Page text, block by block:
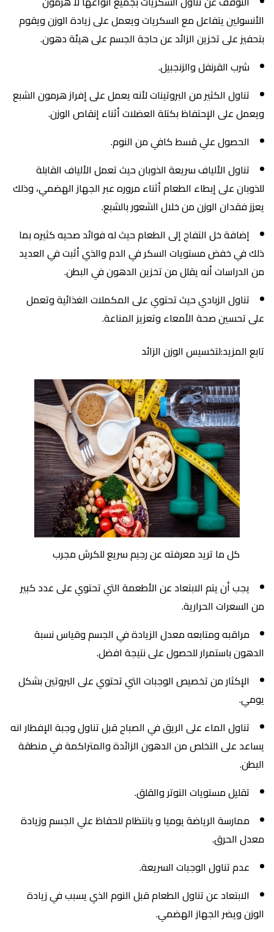
الأنسولين يتفاعل مع السكريات ويعمل على زيادة الوزن ويقوم
بتحفيز على تخزين الزائد عن حاجة الجسم على هيئة دهون.
شرب القرنفل والزنجبيل.
تناول الكثير من البروتينات لأنه يعمل على إفراز هرمون الشبع
ويعمل على الإحتفاظ بكتلة العضلات أثناء إنقاص الوزن.
الحصول علي قسط كافي من النوم.
تناول الألياف سريعة الذوبان حيث تعمل الألياف القابلة
للذوبان على إبطاء الطعام أثناء مروره عبر الجهاز الهضمي، وذلك
يعزز فقدان الوزن من خلال الشعور بالشبع.
إضافة خل التفاح إلى الطعام حيث له فوائد صحيه كثيره بما
ذلك في خفض مستويات السكر في الدم والذي أثبت في العديد
من الدراسات أنه يقلل من تخزين الدهون في البطن.
تناول الزبادي حيث تحتوي على المكملات الغذائية وتعمل
على تحسين صحة الأمعاء وتعزيز المناعة.
تابع المزيد:لتخسيس الوزن الزائد
كل ما تريد معرفته عن رجيم سريع للكرش مجرب
يجب أن يتم الابتعاد عن الأطعمة التي تحتوي على عدد كبير
من السعرات الحرارية.
مراقبه ومتابعه معدل الزيادة في الجسم وقياس نسبة
الدهون باستمرار للحصول على نتيجة افضل.
الإكثار من تخصيص الوجبات التي تحتوي على البروتين بشكل
يومي.
تناول الماء على الريق في الصباح قبل تناول وجبة الإفطار انه
يساعد على التخلص من الدهون الزائدة والمتراكمة في منطقة
البطن.
تقليل مستويات التوتر والقلق.
ممارسة الرياضة يوميا و بانتظام للحفاظ علي الجسم وزيادة
معدل الحرق.
عدم تناول الوجبات السريعة.
الابتعاد عن تناول الطعام قبل النوم الذي يسبب في زيادة
الوزن ويضر الجهاز الهضمي.